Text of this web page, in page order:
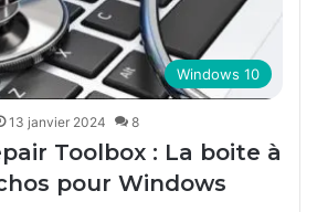
Windows 10
13 janvier 2024 8
Toolbox : La boite à
pour Windows